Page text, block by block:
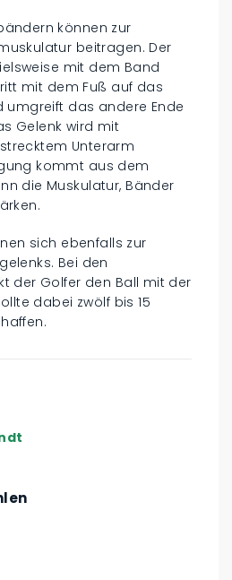
können zur
beitragen. Der
mit dem Band
mit dem Fuß auf das
umgreift das andere Ende
Gelenk wird mit
Unterarm
kommt aus dem
die Muskulatur, Bänder
sich ebenfalls zur
Bei den
der Golfer den Ball mit der
dabei zwölf bis 15